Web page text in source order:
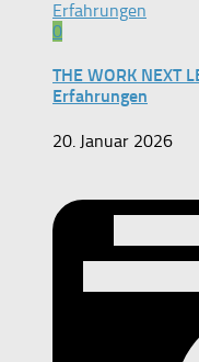
0
THE WORK NEXT
Erfahrungen
20. Januar 2026